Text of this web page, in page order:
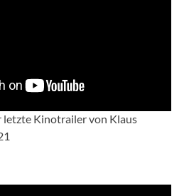
letzte Kinotrailer von Klaus